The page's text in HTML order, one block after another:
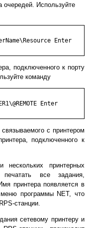
очередей. Используйте
Enter
подключенного к порту
команду
Enter
с принтером
подключенного к
нескольких принтерных
все задания,
принтера появляется в
меню программы NET, что
станции.
сетевому принтеру и